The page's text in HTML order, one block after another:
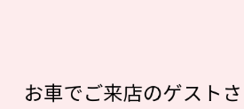
お車でご来店のゲスト